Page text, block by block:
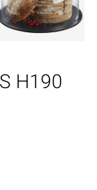
H190